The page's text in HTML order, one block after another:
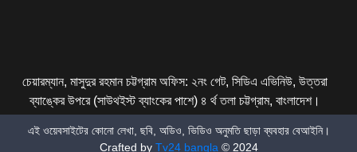
চেয়ারম্যান, মাসুদুর রহমান চট্টগ্রাম অফিস: ২নং গেট, সিডিএ এভিনিউ, উত্তরা
ব্যাঙ্কের উপরে (সাউথইস্ট ব্যাংকের পাশে) ৪ র্থ তলা চট্টগ্রাম, বাংলাদেশ।
এই ওয়েবসাইটের কোনো লেখা, ছবি, অডিও, ভিডিও অনুমতি ছাড়া ব্যবহার বেআইনি।
Crafted by Tv24 bangla © 2024